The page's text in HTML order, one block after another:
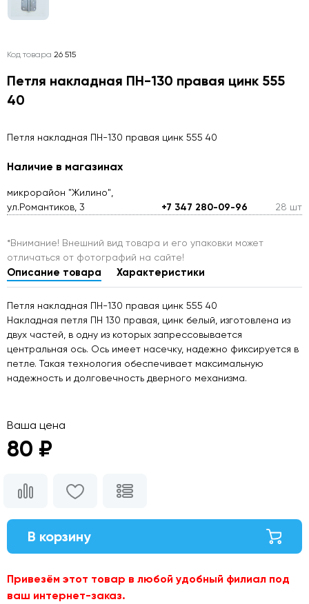
Код товара 26 515
Петля накладная ПН-130 правая цинк 555
40
Петля накладная ПН-130 правая цинк 555 40
Наличие в магазинах
микрорайон "Жилино",
ул.Романтиков, 3
+7 347 280-09-96 28 шт
*Внимание! Внешний вид товара и его упаковки может
отличаться от фотографий на сайте!
Описание товара Характеристики
Петля накладная ПН-130 правая цинк 555 40
Накладная петля ПН 130 правая, цинк белый, изготовлена из
двух частей, в одну из которых запрессовывается
центральная ось. Ось имеет насечку, надежно фиксируется в
петле. Такая технология обеспечивает максимальную
надежность и долговечность дверного механизма.
Ваша цена
80 ₽
В корзину
Привезём этот товар в любой удобный филиал под
ваш интернет-заказ.